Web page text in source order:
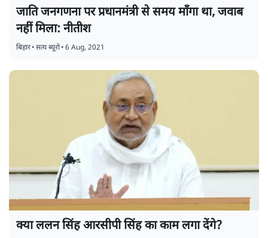
जाति जनगणना पर प्रधानमंत्री से समय माँगा था, जवाब
नहीं मिला: नीतीश
बिहार•सत्य ब्यूरो•6 Aug, 2021
क्या ललन सिंह आरसीपी सिंह का काम लगा देंगे?